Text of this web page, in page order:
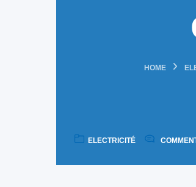
HOME
ELECTRICITÉ